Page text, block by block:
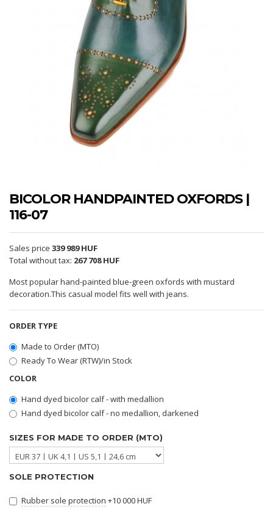
BICOLOR HANDPAINTED OXFORDS |
116-07
Sales price 339 989 HUF
Total without tax: 267 708 HUF
Most popular hand-painted blue-green oxfords with mustard
decoration.This casual model fits well with jeans.
ORDER TYPE
Made to Order (MTO)
Ready To Wear (RTW)/in Stock
COLOR
Hand dyed bicolor calf - with medallion
Hand dyed bicolor calf - no medallion, darkened
SIZES FOR MADE TO ORDER (MTO)
SOLE PROTECTION
Rubber sole protection +10 000 HUF